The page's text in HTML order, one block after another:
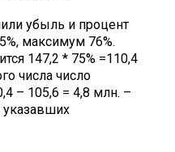
убыль и процент
максимум 76%.
147,2 * 75% =110,4
числа число
– 105,6 = 4,8 млн. –
указавших